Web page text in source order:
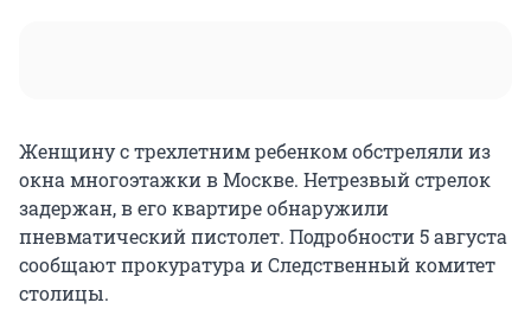
Женщину с трехлетним ребенком обстреляли из
окна многоэтажки в Москве. Нетрезвый стрелок
задержан, в его квартире обнаружили
пневматический пистолет. Подробности 5 августа
сообщают прокуратура и Следственный комитет
столицы.